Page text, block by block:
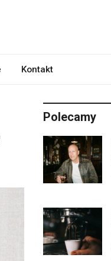
Kontakt
Polecamy